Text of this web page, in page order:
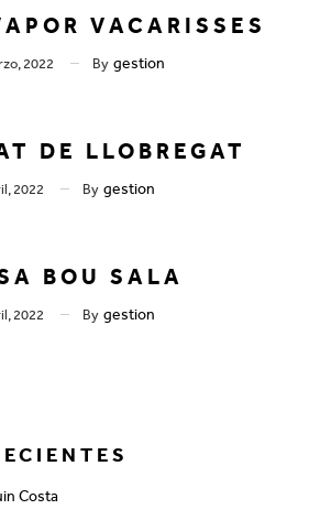
VACARISSES
2022 By gestion
DE LLOBREGAT
2022 By gestion
BOU SALA
2022 By gestion
Costa